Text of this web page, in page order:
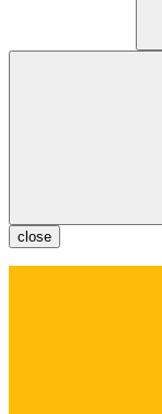
close